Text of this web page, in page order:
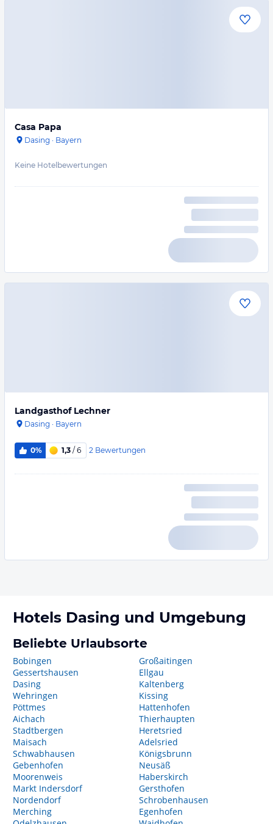
Casa Papa
Dasing · Bayern
Keine Hotelbewertungen
Landgasthof Lechner
Dasing · Bayern
0% 1,3 / 6 2 Bewertungen
Hotels Dasing und Umgebung
Beliebte Urlaubsorte
Bobingen
Gessertshausen
Dasing
Wehringen
Pöttmes
Aichach
Stadtbergen
Maisach
Schwabhausen
Gebenhofen
Moorenweis
Markt Indersdorf
Nordendorf
Merching
Großaitingen
Ellgau
Kaltenberg
Kissing
Hattenhofen
Thierhaupten
Heretsried
Adelsried
Königsbrunn
Neusäß
Haberskirch
Gersthofen
Schrobenhausen
Egenhofen